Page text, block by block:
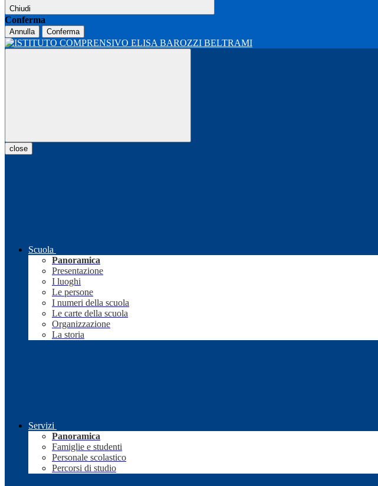
Chiudi
Conferma
Annulla Conferma
close
Scuola
Panoramica
Presentazione
I luoghi
Le persone
I numeri della scuola
Le carte della scuola
Organizzazione
La storia
Servizi
Panoramica
Famiglie e studenti
Personale scolastico
Percorsi di studio